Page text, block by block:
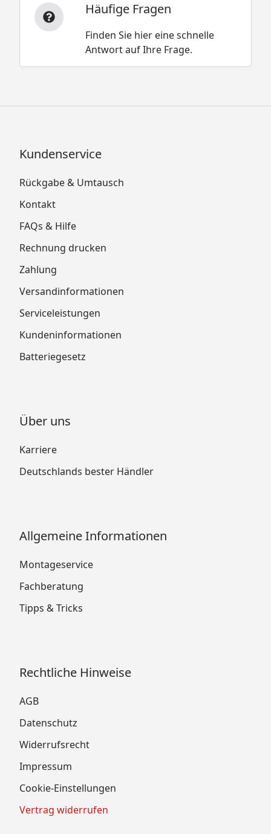
Häufige Fragen
Finden Sie hier eine schnelle
Antwort auf Ihre Frage.
Kundenservice
Rückgabe & Umtausch
Kontakt
FAQs & Hilfe
Rechnung drucken
Zahlung
Versandinformationen
Serviceleistungen
Kundeninformationen
Batteriegesetz
Über uns
Karriere
Deutschlands bester Händler
Allgemeine Informationen
Montageservice
Fachberatung
Tipps & Tricks
Rechtliche Hinweise
AGB
Datenschutz
Widerrufsrecht
Impressum
Cookie-Einstellungen
Vertrag widerrufen